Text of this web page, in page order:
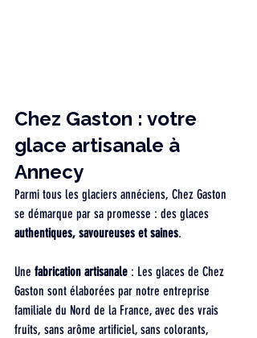
Chez Gaston : votre
glace artisanale à
Annecy
Parmi tous les glaciers annéciens, Chez Gaston
se démarque par sa promesse : des glaces
authentiques, savoureuses et saines.
Une fabrication artisanale : Les glaces de Chez
Gaston sont élaborées par notre entreprise
familiale du Nord de la France, avec des vrais
fruits, sans arôme artificiel, sans colorants,